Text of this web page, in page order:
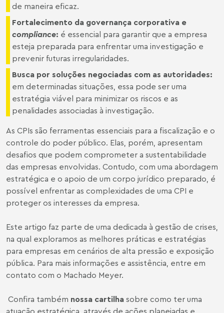
de maneira eficaz.
Fortalecimento da governança corporativa e
compliance: é essencial para garantir que a empresa
esteja preparada para enfrentar uma investigação e
prevenir futuras irregularidades.
Busca por soluções negociadas com as autoridades:
em determinadas situações, essa pode ser uma
estratégia viável para minimizar os riscos e as
penalidades associadas à investigação.
As CPIs são ferramentas essenciais para a fiscalização e o
controle do poder público. Elas, porém, apresentam
desafios que podem comprometer a sustentabilidade
das empresas envolvidas. Contudo, com uma abordagem
estratégica e o apoio de um corpo jurídico preparado, é
possível enfrentar as complexidades de uma CPI e
proteger os interesses da empresa.
Este artigo faz parte de uma dedicada à gestão de crises,
na qual exploramos as melhores práticas e estratégias
para empresas em cenários de alta pressão e exposição
pública. Para mais informações e assistência, entre em
contato com o Machado Meyer.
Confira também nossa cartilha sobre como ter uma
atuação estratégica, através de ações planejadas e